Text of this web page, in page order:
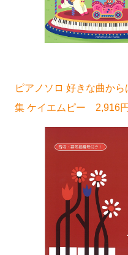
ピアノソロ 好きな曲か
集 ケイエムピー 2,916円